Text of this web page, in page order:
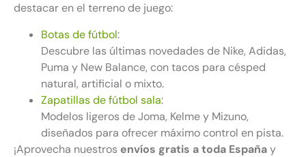
destacar en el terreno de juego:
Botas de fútbol:
Descubre las últimas novedades de Nike, Adidas,
Puma y New Balance, con tacos para césped
natural, artificial o mixto.
Zapatillas de fútbol sala:
Modelos ligeros de Joma, Kelme y Mizuno,
diseñados para ofrecer máximo control en pista.
¡Aprovecha nuestros envíos gratis a toda Españay